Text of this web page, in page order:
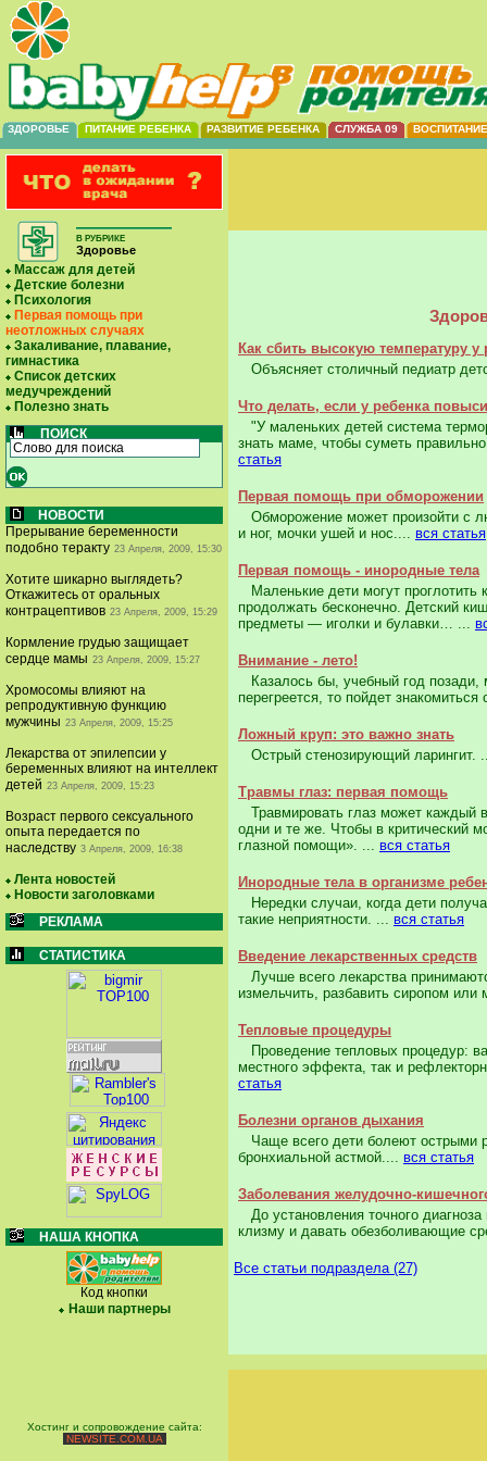
ЗДОРОВЬЕ ПИТАНИЕ РЕБЕНКА РАЗВИТИЕ РЕБЕНКА СЛУЖБА 09 ВОСПИТАНИЕ
В РУБРИКЕ
Здоровье
Массаж для детей
Детские болезни
Психология
Первая помощь при
неотложных случаях
Закаливание, плавание,
гимнастика
Список детских
медучреждений
Полезно знать
ПОИСК
НОВОСТИ
Прерывание беременности
подобно теракту 23 Апреля, 2009, 15:30
Хотите шикарно выглядеть?
Откажитесь от оральных
контрацептивов 23 Апреля, 2009, 15:29
Кормление грудью защищает
сердце мамы 23 Апреля, 2009, 15:27
Хромосомы влияют на
репродуктивную функцию
мужчины 23 Апреля, 2009, 15:25
Лекарства от эпилепсии у
беременных влияют на интеллект
детей 23 Апреля, 2009, 15:23
Возраст первого сексуального
опыта передается по
наследству 3 Апреля, 2009, 16:38
Лента новостей
Новости заголовками
РЕКЛАМА
СТАТИСТИКА
НАША КНОПКА
Код кнопки
Наши партнеры
Как сбить высокую температуру у
Объясняет столичный педиатр
Что делать, если у ребенка
"У маленьких детей система
знать маме, чтобы суметь
статья
Первая помощь при обморожении
Обморожение может произойти с
и ног, мочки ушей и нос.... вся статья
Первая помощь - инородные тела
Маленькие дети могут проглотить
продолжать бес­конечно. Детский
предметы — игол­ки и булавки… ...
Внимание - лето!
Казалось бы, учебный год позади,
перегреется, то пойдет
Ложный круп: это важно знать
Острый стенозирующий ларингит.
Травмы глаз: первая помощь
Травмировать глаз может каждый
одни и те же. Чтобы в критический
глазной помощи». ... вся статья
Инородные тела в организме
Нередки случаи, когда дети
такие неприятности. ... вся статья
Введение лекарственных средств
Лучше всего лекарства
измельчить, разбавить сиропом
Тепловые процедуры
Проведение тепловых процедур:
местного эффекта, так и
статья
Болезни органов дыхания
Чаще всего дети болеют острыми
бронхиальной астмой.... вся статья
Заболевания желудочно-
До установления точного
клизму и давать обезболивающие
Все статьи подраздела (27)
Хостинг и сопровождение сайта:
NEWSITE.COM.UA